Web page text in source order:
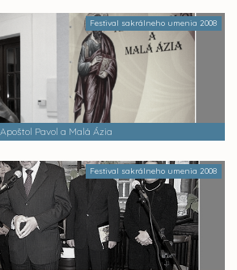
Festival sakrálneho umenia 2008
Apoštol Pavol a Malá Ázia
Festival sakrálneho umenia 2008